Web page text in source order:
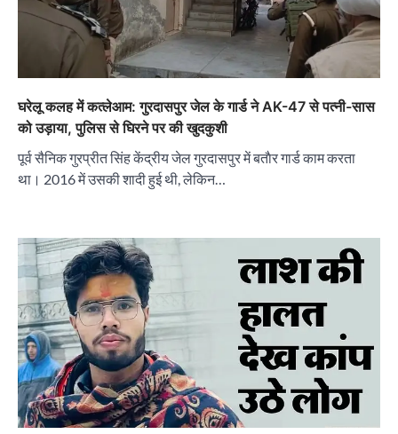
घरेलू कलह में कत्लेआम: गुरदासपुर जेल के गार्ड ने AK-47 से पत्नी-सास
को उड़ाया, पुलिस से घिरने पर की खुदकुशी
पूर्व सैनिक गुरप्रीत सिंह केंद्रीय जेल गुरदासपुर में बताैर गार्ड काम करता
था। 2016 में उसकी शादी हुई थी, लेकिन…